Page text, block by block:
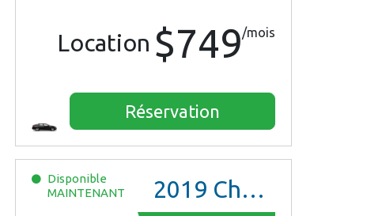
Location $749/mois
Réservation
Disponible
MAINTENANT
2019 Chevrolet Malibu